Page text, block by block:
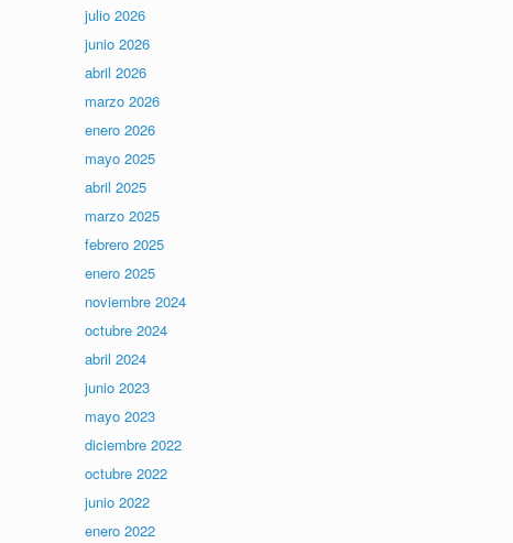
julio 2026
junio 2026
abril 2026
marzo 2026
enero 2026
mayo 2025
abril 2025
marzo 2025
febrero 2025
enero 2025
noviembre 2024
octubre 2024
abril 2024
junio 2023
mayo 2023
diciembre 2022
octubre 2022
junio 2022
enero 2022